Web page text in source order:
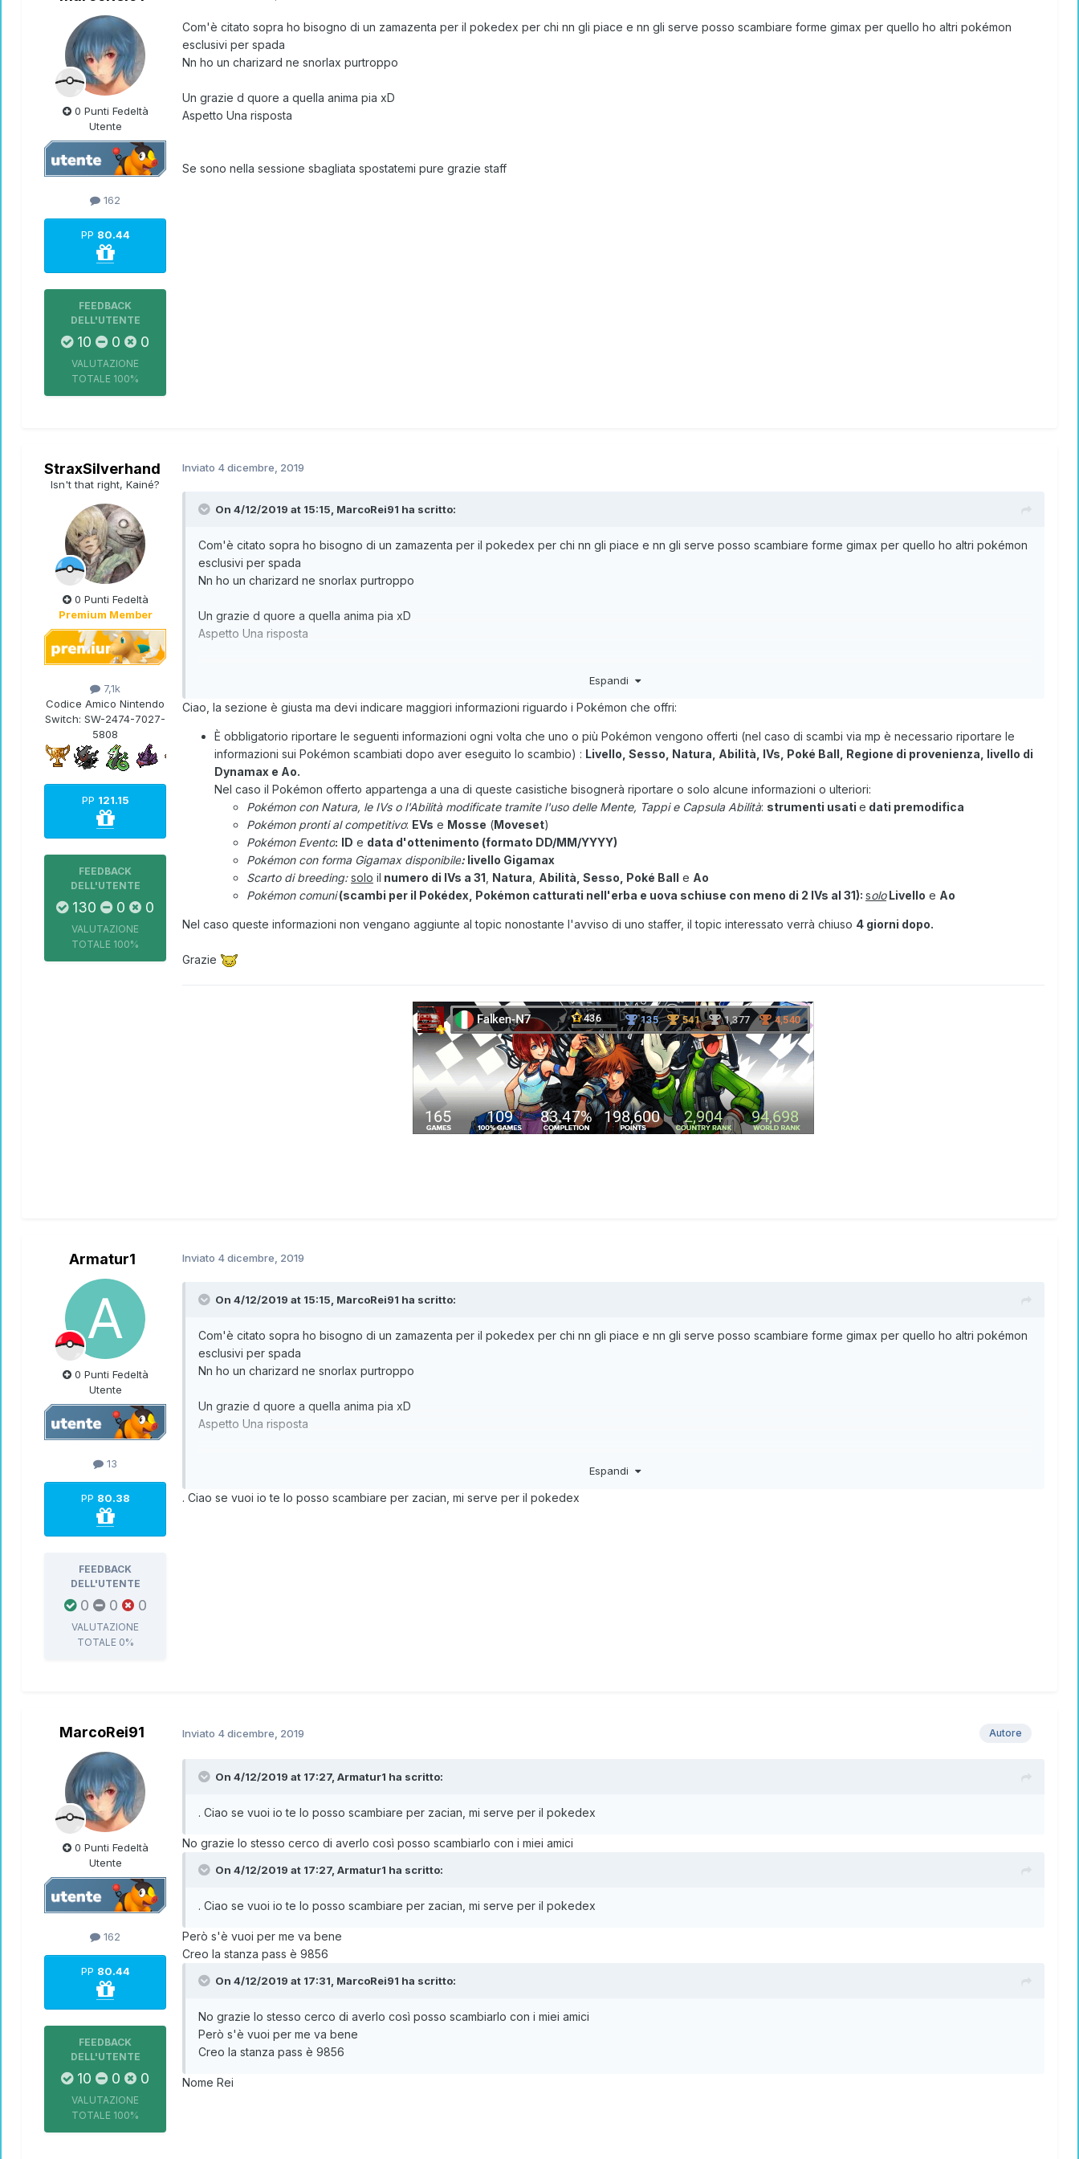
0 Punti Fedeltà
Utente
162
PP 80.44
FEEDBACK
DELL'UTENTE
10 0 0
VALUTAZIONE
TOTALE 100%
Com'è citato sopra ho bisogno di un zamazenta per il pokedex per chi nn gli piace e nn gli serve posso scambiare forme gimax per quello ho altri pokémon
esclusivi per spada
Nn ho un charizard ne snorlax purtroppo
Un grazie d quore a quella anima pia xD
Aspetto Una risposta
Se sono nella sessione sbagliata spostatemi pure grazie staff
StraxSilverhand
Isn't that right, Kainé?
0 Punti Fedeltà
Premium Member
7,1k
Codice Amico Nintendo
Switch: SW-2474-7027-
5808
PP 121.15
FEEDBACK
DELL'UTENTE
130 0 0
VALUTAZIONE
TOTALE 100%
Inviato 4 dicembre, 2019
On 4/12/2019 at 15:15, MarcoRei91 ha scritto:
Com'è citato sopra ho bisogno di un zamazenta per il pokedex per chi nn gli piace e nn gli serve posso scambiare forme gimax per quello ho altri pokémon
esclusivi per spada
Nn ho un charizard ne snorlax purtroppo
Un grazie d quore a quella anima pia xD
Aspetto Una risposta
Espandi
Ciao, la sezione è giusta ma devi indicare maggiori informazioni riguardo i Pokémon che offri:
È obbligatorio riportare le seguenti informazioni ogni volta che uno o più Pokémon vengono offerti (nel caso di scambi via mp è necessario riportare le
informazioni sui Pokémon scambiati dopo aver eseguito lo scambio) : Livello, Sesso, Natura, Abilità, IVs, Poké Ball, Regione di provenienza, livello di
Dynamax e Ao.
Nel caso il Pokémon offerto appartenga a una di queste casistiche bisognerà riportare o solo alcune informazioni o ulteriori:
Pokémon con Natura, le IVs o l'Abilità modificate tramite l'uso delle Mente, Tappi e Capsula Abilità: strumenti usati e dati premodifica
Pokémon pronti al competitivo: EVs e Mosse (Moveset)
Pokémon Evento: ID e data d'ottenimento (formato DD/MM/YYYY)
Pokémon con forma Gigamax disponibile: livello Gigamax
Scarto di breeding:solo il numero di IVs a 31 Natura Abilità, Sesso, Poké Ball e Ao
Pokémon comuni(scambi per il Pokédex, Pokémon catturati nell'erba e uova schiuse con meno di 2 IVs al 31): soloLivello e Ao
Nel caso queste informazioni non vengano aggiunte al topic nonostante l'avviso di uno staffer, il topic interessato verrà chiuso 4 giorni dopo.
Grazie
Armatur1
0 Punti Fedeltà
Utente
13
PP 80.38
FEEDBACK
DELL'UTENTE
0 0 0
VALUTAZIONE
TOTALE 0%
Inviato 4 dicembre, 2019
On 4/12/2019 at 15:15, MarcoRei91 ha scritto:
Com'è citato sopra ho bisogno di un zamazenta per il pokedex per chi nn gli piace e nn gli serve posso scambiare forme gimax per quello ho altri pokémon
esclusivi per spada
Nn ho un charizard ne snorlax purtroppo
Un grazie d quore a quella anima pia xD
Aspetto Una risposta
Espandi
. Ciao se vuoi io te lo posso scambiare per zacian, mi serve per il pokedex
MarcoRei91
0 Punti Fedeltà
Utente
162
PP 80.44
FEEDBACK
DELL'UTENTE
10 0 0
VALUTAZIONE
TOTALE 100%
Autore
Inviato 4 dicembre, 2019
On 4/12/2019 at 17:27, Armatur1 ha scritto:
. Ciao se vuoi io te lo posso scambiare per zacian, mi serve per il pokedex
No grazie lo stesso cerco di averlo così posso scambiarlo con i miei amici
On 4/12/2019 at 17:27, Armatur1 ha scritto:
. Ciao se vuoi io te lo posso scambiare per zacian, mi serve per il pokedex
Però s'è vuoi per me va bene
Creo la stanza pass è 9856
On 4/12/2019 at 17:31, MarcoRei91 ha scritto:
No grazie lo stesso cerco di averlo così posso scambiarlo con i miei amici
Però s'è vuoi per me va bene
Creo la stanza pass è 9856
Nome Rei